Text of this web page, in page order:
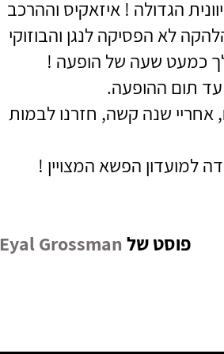
הגדולה ! איזאקיס וההרכב
לא הפסיקה לנגן והבוזוקי
כמעט שעה של הופעה !
עד תום ההופעה.
שנה קשה, חזרנו לבמות
למועדון הפשא המצויין !
Eyal Grossman פוסט של